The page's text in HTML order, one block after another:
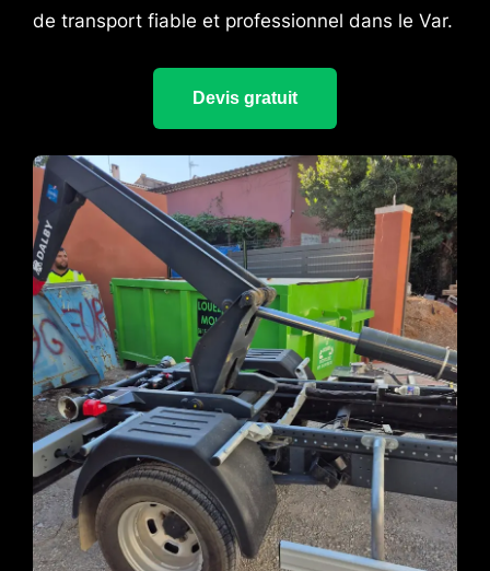
de transport fiable et professionnel dans le Var.
Devis gratuit